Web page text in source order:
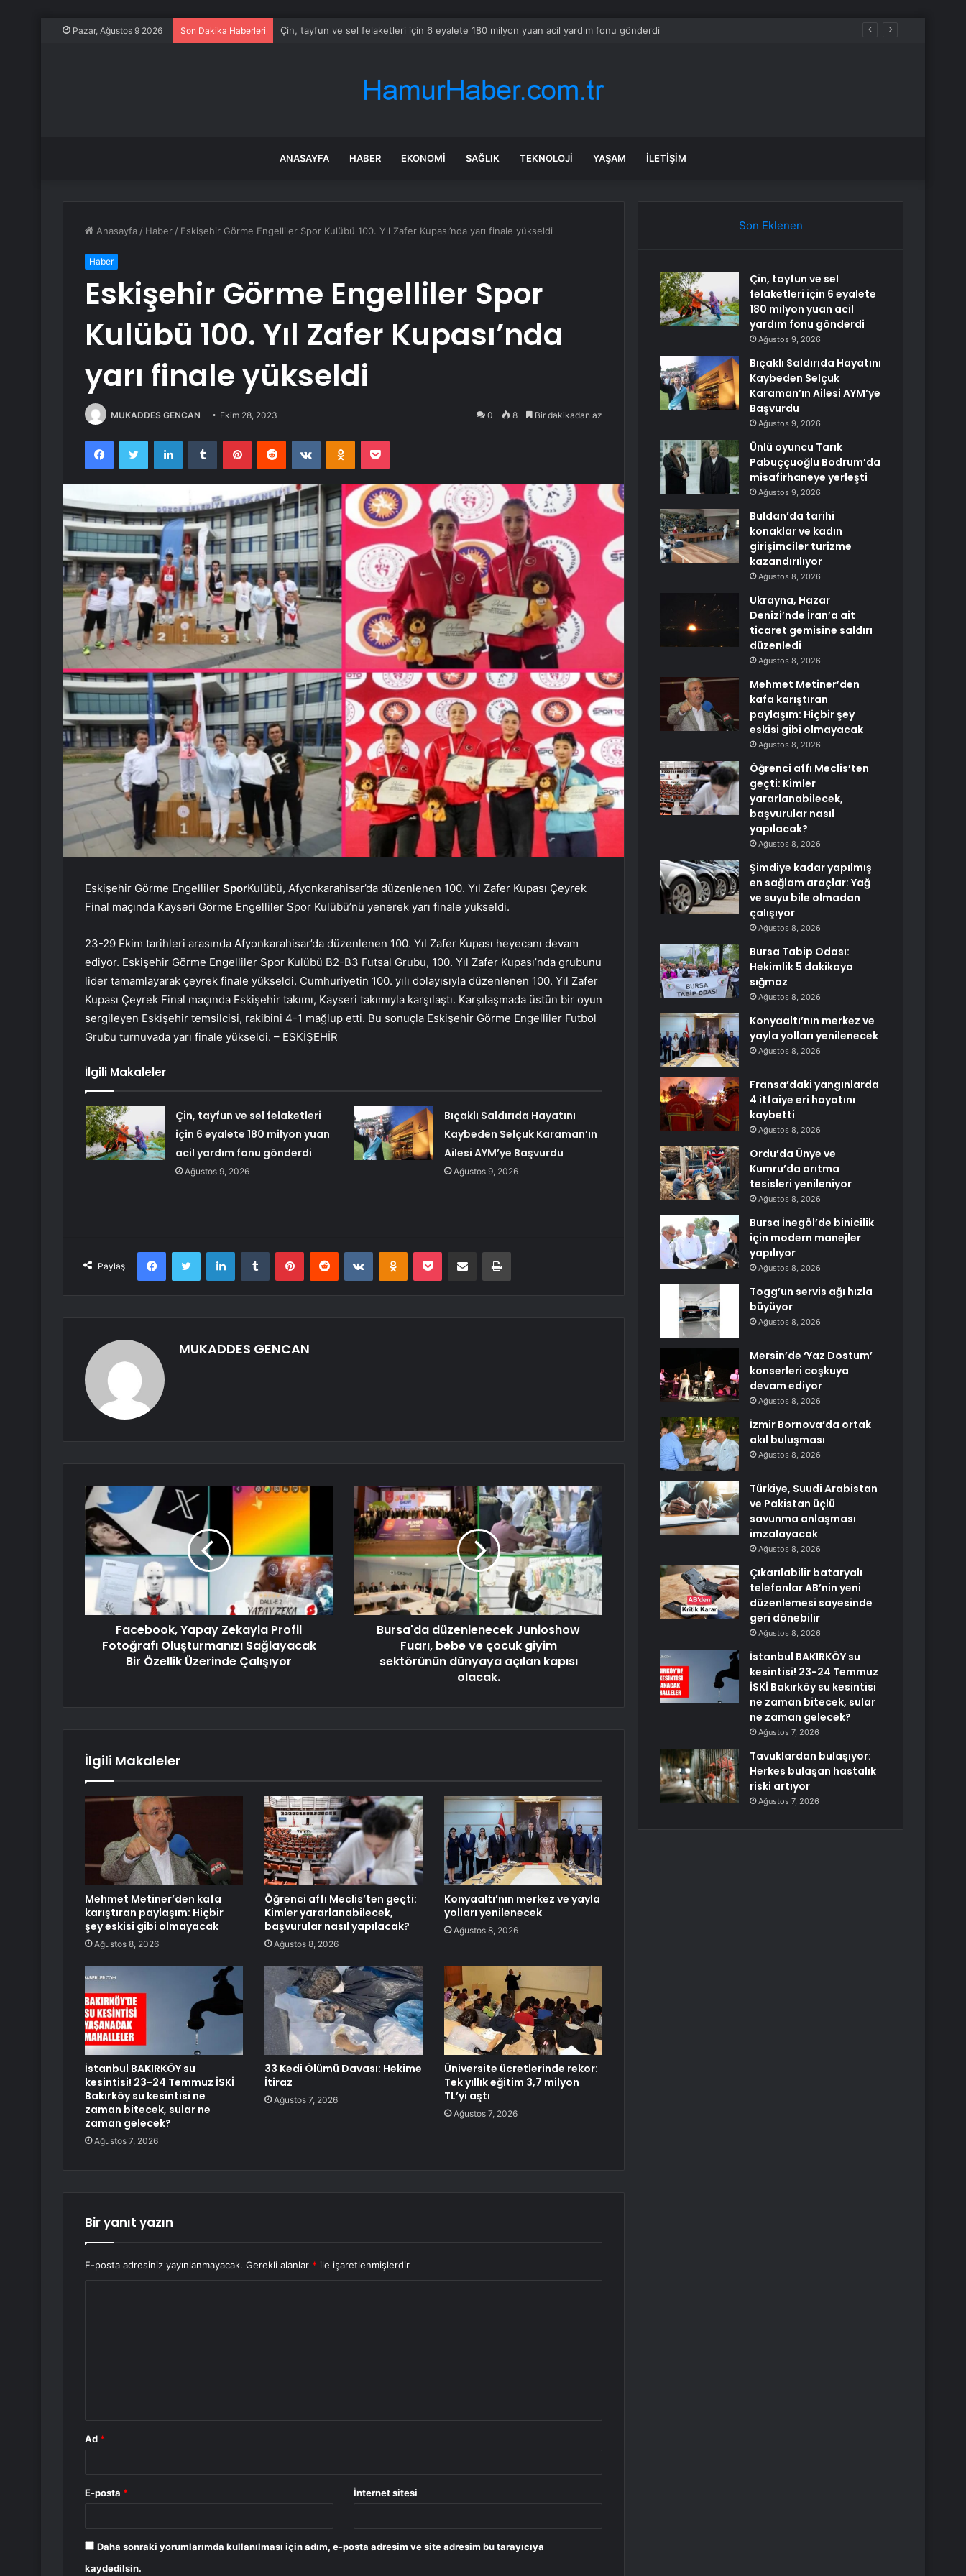
Pazar, Ağustos 9 2026 Son Dakika Haberleri Bıçaklı Saldırıda Hayatını Kaybeden Selçuk Karaman’ın Ailesi AYM’ye Başvurdu
ANASAYFA HABER EKONOMI SAĞLIK TEKNOLOJI YAŞAM İLETIŞIM
Anasayfa / Haber / Eskişehir Görme Engelliler Spor Kulübü 100. Yıl Zafer Kupası’nda yarı finale yükseldi
Haber
Eskişehir Görme Engelliler Spor
Kulübü 100. Yıl Zafer Kupası’nda
yarı finale yükseldi
MUKADDES GENCAN Ekim 28, 2023 0 8 Bir dakikadan az
FacebookTwitter LinkedInTumblr PinterestReddit VKontakteOdnoklassniki
Pocket
Eskişehir Görme Engelliler SporKulübü, Afyonkarahisar’da düzenlenen 100. Yıl Zafer Kupası Çeyrek
Final maçında Kayseri Görme Engelliler Spor Kulübü’nü yenerek yarı finale yükseldi.
23-29 Ekim tarihleri ​​arasında Afyonkarahisar’da düzenlenen 100. Yıl Zafer Kupası heyecanı devam
ediyor. Eskişehir Görme Engelliler Spor Kulübü B2-B3 Futsal Grubu, 100. Yıl Zafer Kupası’nda grubunu
lider tamamlayarak çeyrek finale yükseldi. Cumhuriyetin 100. yılı dolayısıyla düzenlenen 100. Yıl Zafer
Kupası Çeyrek Final maçında Eskişehir takımı, Kayseri takımıyla karşılaştı. Karşılaşmada üstün bir oyun
sergileyen Eskişehir temsilcisi, rakibini 4-1 mağlup etti. Bu sonuçla Eskişehir Görme Engelliler Futbol
Grubu turnuvada yarı finale yükseldi. – ESKİŞEHİR
İlgili Makaleler
Çin, tayfun ve sel felaketleri
için 6 eyalete 180 milyon yuan
acil yardım fonu gönderdi
Ağustos 9, 2026
Bıçaklı Saldırıda Hayatını
Kaybeden Selçuk Karaman’ın
Ailesi AYM’ye Başvurdu
Ağustos 9, 2026
Paylaş
FacebookTwitter LinkedInTumblr PinterestReddit VKontakteOdnoklassniki
Pocket E-Posta ile paylaş Yazdır
MUKADDES GENCAN
Facebook, Yapay Zekayla Profil
Fotoğrafı Oluşturmanızı Sağlayacak
Bir Özellik Üzerinde Çalışıyor
Bursa'da düzenlenecek Junioshow
Fuarı, bebe ve çocuk giyim
sektörünün dünyaya açılan kapısı
olacak.
İlgili Makaleler
Mehmet Metiner’den kafa
karıştıran paylaşım: Hiçbir
şey eskisi gibi olmayacak
Ağustos 8, 2026
Öğrenci affı Meclis’ten geçti:
Kimler yararlanabilecek,
başvurular nasıl yapılacak?
Ağustos 8, 2026
Konyaaltı’nın merkez ve yayla
yolları yenilenecek
Ağustos 8, 2026
İstanbul BAKIRKÖY su
kesintisi! 23-24 Temmuz İSKİ
Bakırköy su kesintisi ne
zaman bitecek, sular ne
zaman gelecek?
Ağustos 7, 2026
33 Kedi Ölümü Davası: Hekime
İtiraz
Ağustos 7, 2026
Üniversite ücretlerinde rekor:
Tek yıllık eğitim 3,7 milyon
TL’yi aştı
Ağustos 7, 2026
Bir yanıt yazın
E-posta adresiniz yayınlanmayacak. Gerekli alanlar * ile işaretlenmişlerdir
Ad *
E-posta * İnternet sitesi
Daha sonraki yorumlarımda kullanılması için adım, e-posta adresim ve site adresim bu tarayıcıya
kaydedilsin.
Son Eklenen
Çin, tayfun ve sel
felaketleri için 6 eyalete
180 milyon yuan acil
yardım fonu gönderdi
Ağustos 9, 2026
Bıçaklı Saldırıda Hayatını
Kaybeden Selçuk
Karaman’ın Ailesi AYM’ye
Başvurdu
Ağustos 9, 2026
Ünlü oyuncu Tarık
Pabuççuoğlu Bodrum’da
misafirhaneye yerleşti
Ağustos 9, 2026
Buldan’da tarihi
konaklar ve kadın
girişimciler turizme
kazandırılıyor
Ağustos 8, 2026
Ukrayna, Hazar
Denizi’nde İran’a ait
ticaret gemisine saldırı
düzenledi
Ağustos 8, 2026
Mehmet Metiner’den
kafa karıştıran
paylaşım: Hiçbir şey
eskisi gibi olmayacak
Ağustos 8, 2026
Öğrenci affı Meclis’ten
geçti: Kimler
yararlanabilecek,
başvurular nasıl
yapılacak?
Ağustos 8, 2026
Şimdiye kadar yapılmış
en sağlam araçlar: Yağ
ve suyu bile olmadan
çalışıyor
Ağustos 8, 2026
Bursa Tabip Odası:
Hekimlik 5 dakikaya
sığmaz
Ağustos 8, 2026
Konyaaltı’nın merkez ve
yayla yolları yenilenecek
Ağustos 8, 2026
Fransa’daki yangınlarda
4 itfaiye eri hayatını
kaybetti
Ağustos 8, 2026
Ordu’da Ünye ve
Kumru’da arıtma
tesisleri yenileniyor
Ağustos 8, 2026
Bursa İnegöl’de binicilik
için modern manejler
yapılıyor
Ağustos 8, 2026
Togg’un servis ağı hızla
büyüyor
Ağustos 8, 2026
Mersin’de ‘Yaz Dostum’
konserleri coşkuya
devam ediyor
Ağustos 8, 2026
İzmir Bornova’da ortak
akıl buluşması
Ağustos 8, 2026
Türkiye, Suudi Arabistan
ve Pakistan üçlü
savunma anlaşması
imzalayacak
Ağustos 8, 2026
Çıkarılabilir bataryalı
telefonlar AB’nin yeni
düzenlemesi sayesinde
geri dönebilir
Ağustos 8, 2026
İstanbul BAKIRKÖY su
kesintisi! 23-24 Temmuz
İSKİ Bakırköy su kesintisi
ne zaman bitecek, sular
ne zaman gelecek?
Ağustos 7, 2026
Tavuklardan bulaşıyor:
Herkes bulaşan hastalık
riski artıyor
Ağustos 7, 2026